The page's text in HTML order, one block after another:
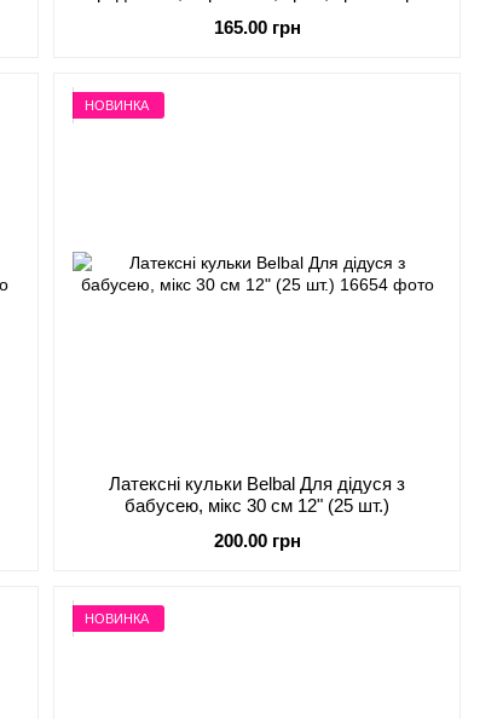
165.00 грн
НОВИНКА
Латексні кульки Belbal Для дідуся з
бабусею, мікс 30 см 12" (25 шт.)
200.00 грн
НОВИНКА